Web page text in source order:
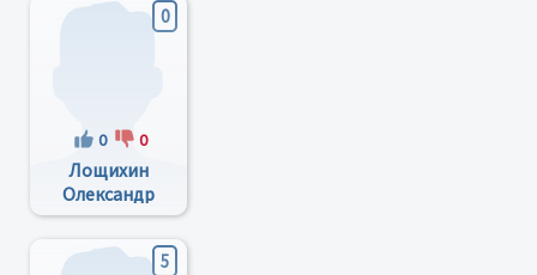
0
0 0
Лощихин
Олександр
Николаевич
5